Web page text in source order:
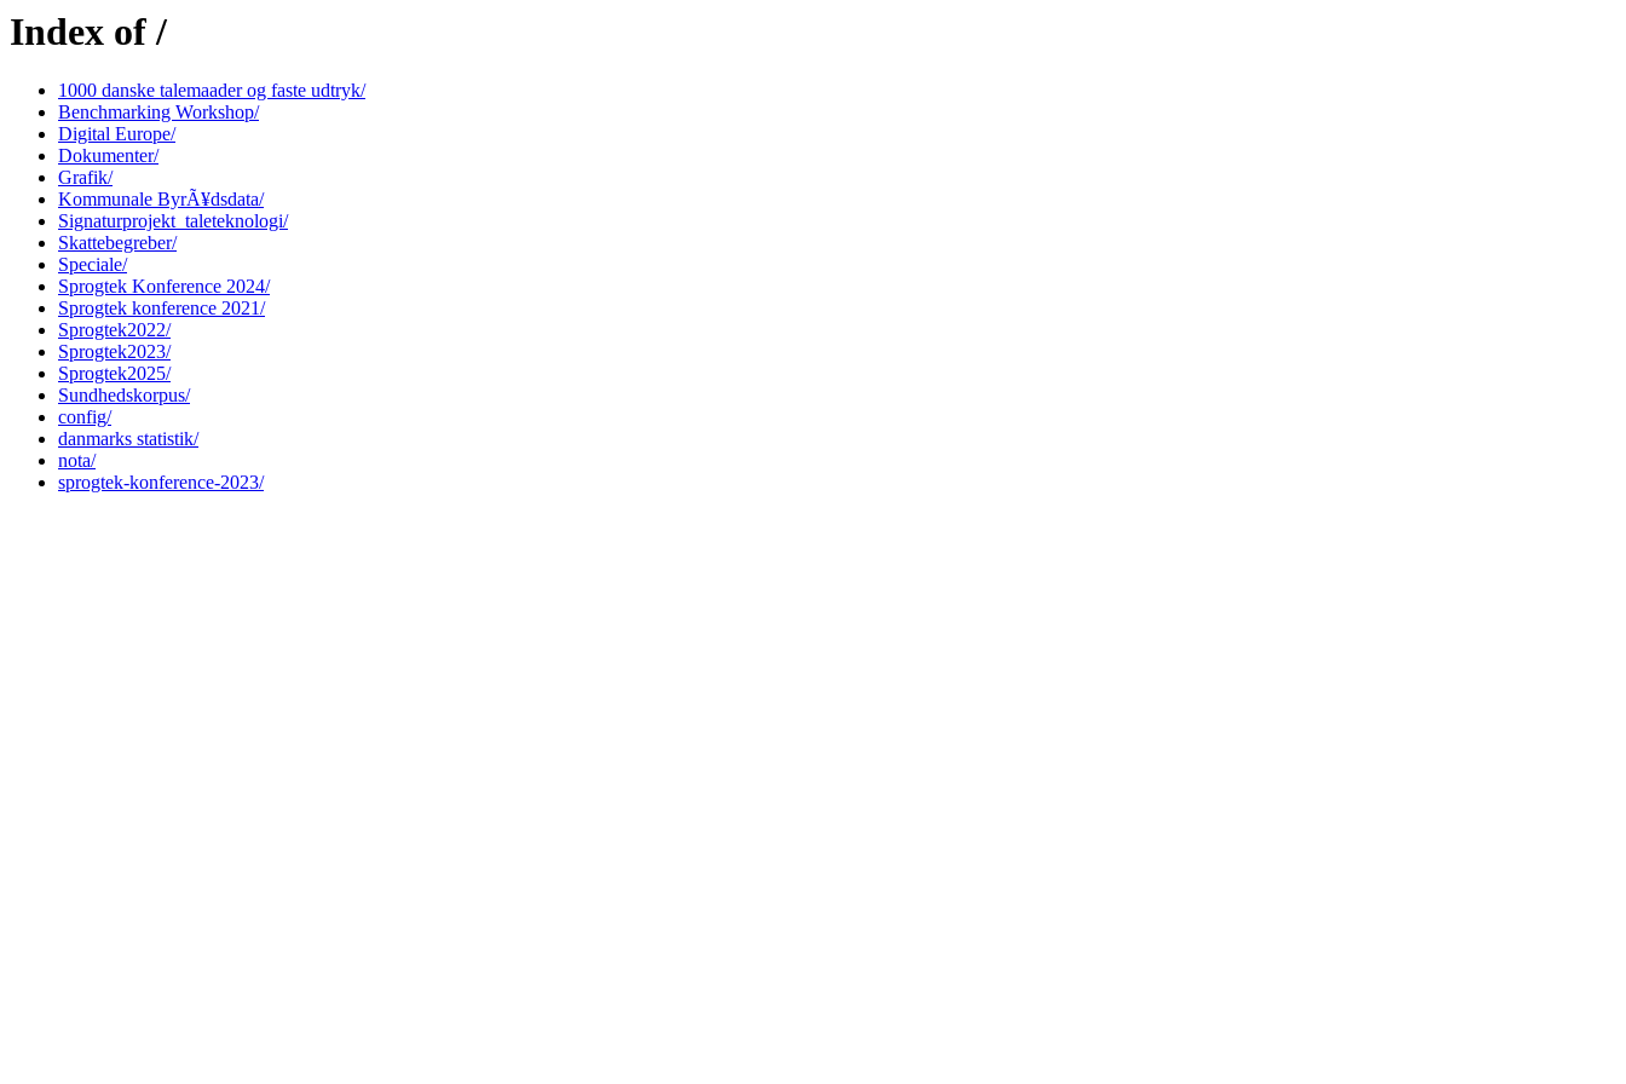
Index of /
1000 danske talemaader og faste udtryk/
Benchmarking Workshop/
Digital Europe/
Dokumenter/
Grafik/
Kommunale ByrÃ¥dsdata/
Signaturprojekt_taleteknologi/
Skattebegreber/
Speciale/
Sprogtek Konference 2024/
Sprogtek konference 2021/
Sprogtek2022/
Sprogtek2023/
Sprogtek2025/
Sundhedskorpus/
config/
danmarks statistik/
nota/
sprogtek-konference-2023/